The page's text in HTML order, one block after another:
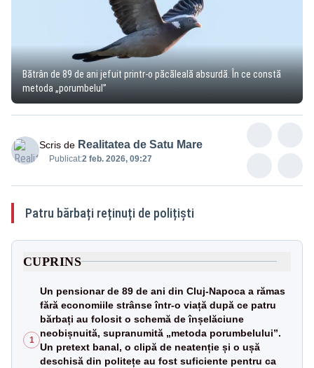
Bătrân de 89 de ani jefuit printr-o păcăleală absurdă. În ce constă
metoda „porumbelul”
Scris de Realitatea de Satu Mare
Publicat:2 feb. 2026, 09:27
Patru bărbați reținuți de polițiști
CUPRINS
1
Un pensionar de 89 de ani din Cluj-Napoca a rămas
fără economiile strânse într-o viață după ce patru
bărbați au folosit o schemă de înșelăciune
neobișnuită, supranumită „metoda porumbelului”.
Un pretext banal, o clipă de neatenție și o ușă
deschisă din politețe au fost suficiente pentru ca